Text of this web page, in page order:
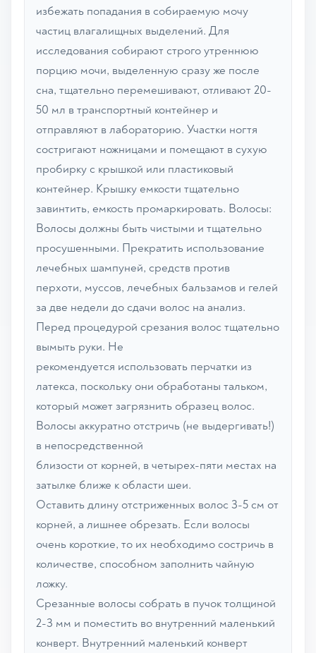
избежать попадания в собираемую мочу
частиц влагалищных выделений. Для
исследования собирают строго утреннюю
порцию мочи, выделенную сразу же после
сна, тщательно перемешивают, отливают 20-
50 мл в транспортный контейнер и
отправляют в лабораторию. Участки ногтя
состригают ножницами и помещают в сухую
пробирку с крышкой или пластиковый
контейнер. Крышку емкости тщательно
завинтить, емкость промаркировать. Волосы:
Волосы должны быть чистыми и тщательно
просушенными. Прекратить использование
лечебных шампуней, средств против
перхоти, муссов, лечебных бальзамов и гелей
за две недели до сдачи волос на анализ.
Перед процедурой срезания волос тщательно
вымыть руки. Не
рекомендуется использовать перчатки из
латекса, поскольку они обработаны тальком,
который может загрязнить образец волос.
Волосы аккуратно отстричь (не выдергивать!)
в непосредственной
близости от корней, в четырех-пяти местах на
затылке ближе к области шеи.
Оставить длину отстриженных волос 3-5 см от
корней, а лишнее обрезать. Если волосы
очень короткие, то их необходимо состричь в
количестве, способном заполнить чайную
ложку.
Срезанные волосы собрать в пучок толщиной
2-3 мм и поместить во внутренний маленький
конверт. Внутренний маленький конверт